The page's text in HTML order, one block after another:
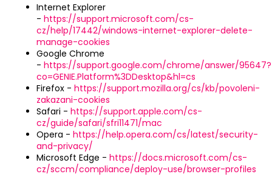
Internet Explorer
- https://support.microsoft.com/cs-
cz/help/17442/windows-internet-explorer-delete-
manage-cookies
Google Chrome
- https://support.google.com/chrome/answer/95647?
co=GENIE.Platform%3DDesktop&hl=cs
Firefox - https://support.mozilla.org/cs/kb/povoleni-
zakazani-cookies
Safari - https://support.apple.com/cs-
cz/guide/safari/sfri11471/mac
Opera - https://help.opera.com/cs/latest/security-
and-privacy/
Microsoft Edge - https://docs.microsoft.com/cs-
cz/sccm/compliance/deploy-use/browser-profiles